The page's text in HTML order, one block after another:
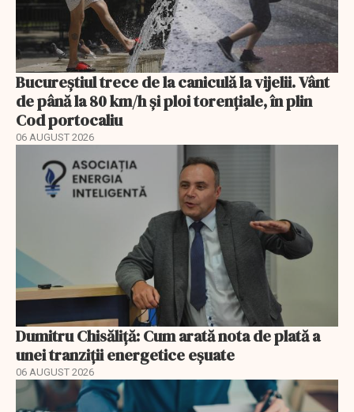
Bucureștiul trece de la caniculă la vijelii. Vânt
de până la 80 km/h și ploi torențiale, în plin
Cod portocaliu
06 AUGUST 2026
Dumitru Chisăliță: Cum arată nota de plată a
unei tranziții energetice eșuate
06 AUGUST 2026